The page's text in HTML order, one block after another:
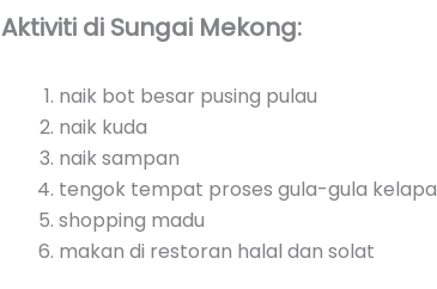
Aktiviti di Sungai Mekong:
naik bot besar pusing pulau
naik kuda
naik sampan
tengok tempat proses gula-gula kelapa
shopping madu
makan di restoran halal dan solat